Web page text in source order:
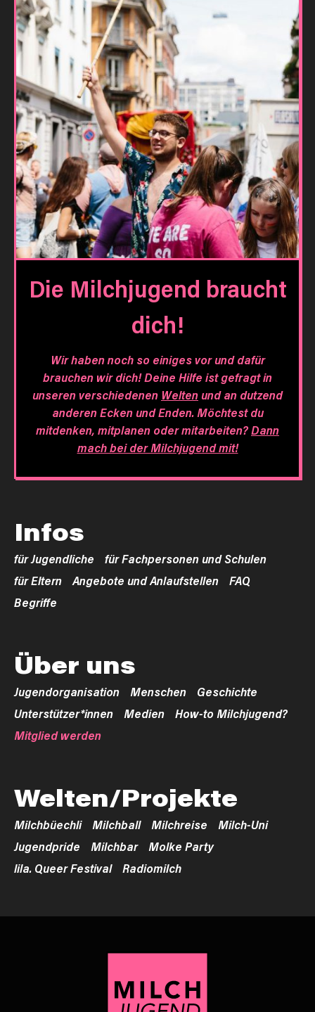
Die Milchjugend braucht
dich!
Wir haben noch so einiges vor und dafür
brauchen wir dich! Deine Hilfe ist gefragt in
unseren verschiedenen Weltenund an dutzend
anderen Ecken und Enden. Möchtest du
mitdenken, mitplanen oder mitarbeiten?Dann
mach bei der Milchjugend mit!
Infos
für Jugendliche
für Fachpersonen und Schulen
für Eltern
Angebote und Anlaufstellen
FAQ
Begriffe
Über uns
Jugendorganisation Menschen
Geschichte
Unterstützer*innen
Medien
How-to Milchjugend?
Mitglied werden
Welten/Projekte
Milchbüechli Milchball Milchreise
Milch-Uni
Jugendpride
Milchbar
Molke Party
lila. Queer Festival
Radiomilch